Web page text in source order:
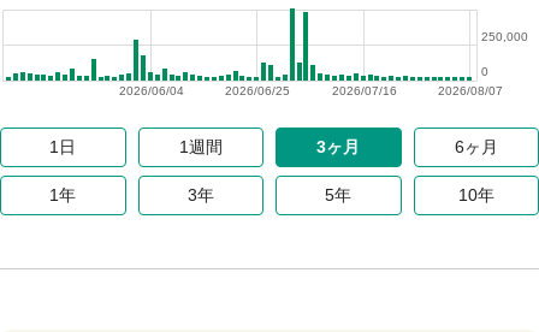
2026/08/07
2026/07/16
2026/06/25
2026/06/04
0
250,000
1日 1週間 3ヶ月 6ヶ月
1年 3年 5年 10年